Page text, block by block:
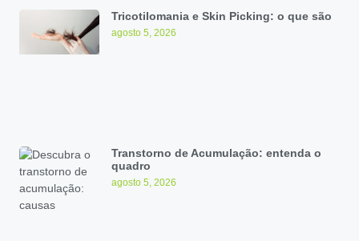
Tricotilomania e Skin Picking: o que são
agosto 5, 2026
Transtorno de Acumulação: entenda o
quadro
agosto 5, 2026